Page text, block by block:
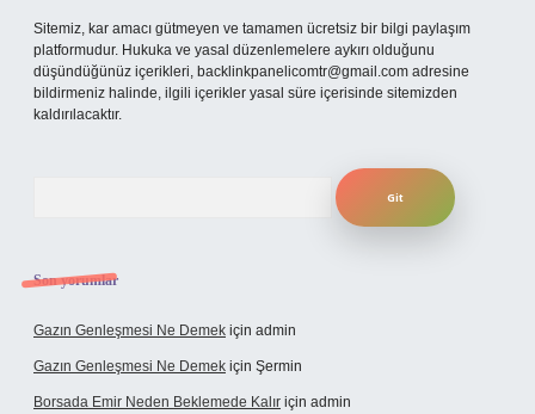
Sitemiz, kar amacı gütmeyen ve tamamen ücretsiz bir bilgi paylaşım
platformudur. Hukuka ve yasal düzenlemelere aykırı olduğunu
düşündüğünüz içerikleri, backlinkpanelicomtr@gmail.com adresine
bildirmeniz halinde, ilgili içerikler yasal süre içerisinde sitemizden
kaldırılacaktır.
Son yorumlar
Gazın Genleşmesi Ne Demek için admin
Gazın Genleşmesi Ne Demek için Şermin
Borsada Emir Neden Beklemede Kalır için admin